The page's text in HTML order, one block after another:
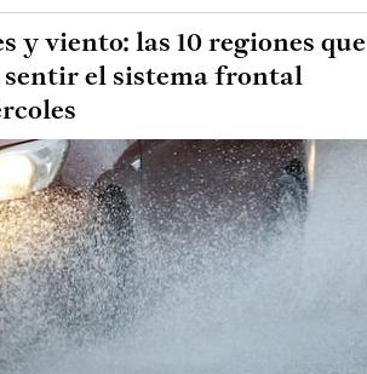
y viento: las 10 regiones que
sentir el sistema frontal